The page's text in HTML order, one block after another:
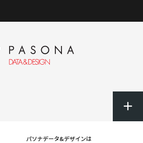
パソナデータ&デザインは